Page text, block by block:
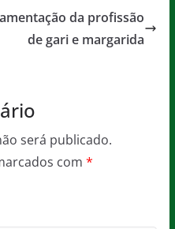
da profissão
de gari e margarida
será publicado.
com *